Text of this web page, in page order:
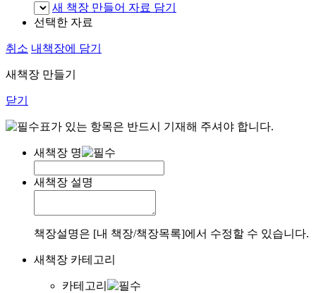
새 책장 만들어 자료 담기
선택한 자료
취소 내책장에 담기
새책장 만들기
닫기
표가 있는 항목은 반드시 기재해 주셔야 합니다.
새책장 명
새책장 설명
책장설명은 [내 책장/책장목록]에서 수정할 수 있습니다.
새책장 카테고리
카테고리